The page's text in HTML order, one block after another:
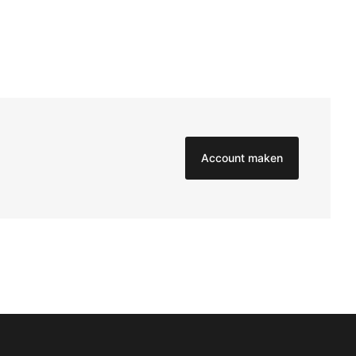
Account maken